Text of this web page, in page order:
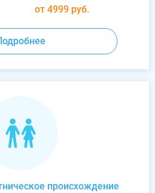
от 4999 руб.
происхождение